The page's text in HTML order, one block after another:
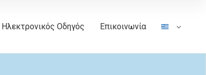
Ηλεκτρονικός Οδηγός Επικοινωνία